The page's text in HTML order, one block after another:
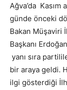
Ağva’da Kasım
günde önceki
Bakan Müşaviri
Başkanı
yanı sıra
bir araya geldi.
ilgi gösterdiği